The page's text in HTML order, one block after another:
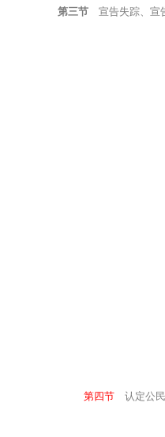
第三节 宣告失踪、宣
第四节认定公民